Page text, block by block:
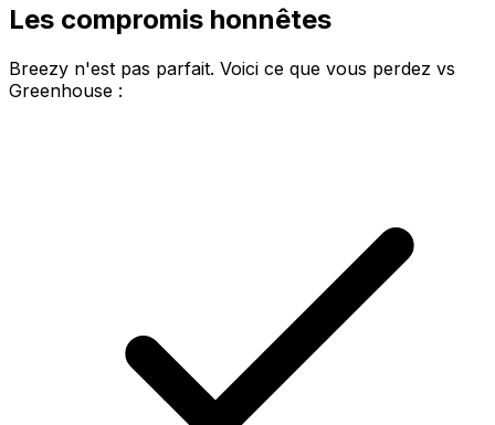
Les compromis honnêtes
Breezy n'est pas parfait. Voici ce que vous perdez vs
Greenhouse :